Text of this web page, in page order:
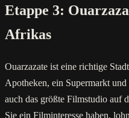
Etappe 3:
Afrikas
Ouarzazate ist eine richtige
Apotheken, ein Supermarkt
auch das größte Filmstudio auf
Sie ein Filminteresse haben,